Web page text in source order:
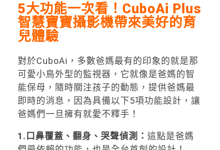
5大功能一次看！CuboAi Plus
智慧寶寶攝影機帶來美好的育
兒體驗
對於CuboAi，多數爸媽最有的印象的就是那
可愛小鳥外型的監視器，它就像是爸媽的智
能保母，隨時關注孩子的動態，提供爸媽最
即時的消息，因為具備以下5項功能設計，讓
爸媽們一旦擁有就愛不釋手！
1.口鼻覆蓋、翻身、哭聲偵測： 這點是爸媽